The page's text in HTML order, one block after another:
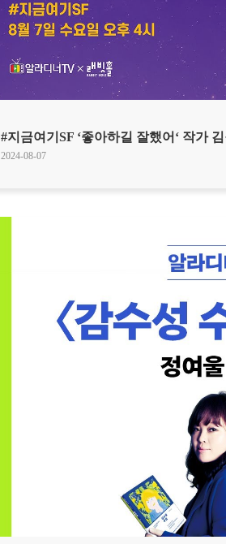
#지금여기SF ‘좋아하길 잘했어‘ 작가
2024-08-07